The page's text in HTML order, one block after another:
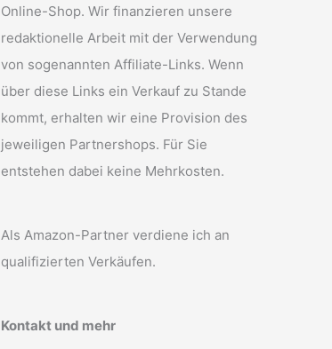
Online-Shop. Wir finanzieren unsere
redaktionelle Arbeit mit der Verwendung
von sogenannten Affiliate-Links. Wenn
über diese Links ein Verkauf zu Stande
kommt, erhalten wir eine Provision des
jeweiligen Partnershops. Für Sie
entstehen dabei keine Mehrkosten.
Als Amazon-Partner verdiene ich an
qualifizierten Verkäufen.
Kontakt und mehr